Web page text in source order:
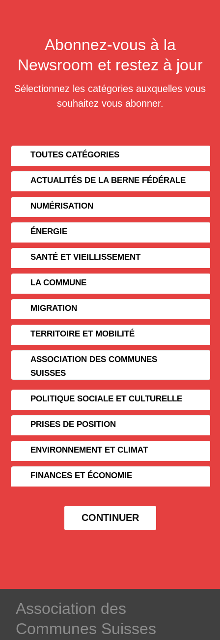
Abonnez-vous à la
Newsroom et restez à jour
Sélectionnez les catégories auxquelles vous
souhaitez vous abonner.
TOUTES CATÉGORIES
ACTUALITÉS DE LA BERNE FÉDÉRALE
NUMÉRISATION
ÉNERGIE
SANTÉ ET VIEILLISSEMENT
LA COMMUNE
MIGRATION
TERRITOIRE ET MOBILITÉ
ASSOCIATION DES COMMUNES
SUISSES
POLITIQUE SOCIALE ET CULTURELLE
PRISES DE POSITION
ENVIRONNEMENT ET CLIMAT
FINANCES ET ÉCONOMIE
CONTINUER
­Association des­
Communes ­Suisses